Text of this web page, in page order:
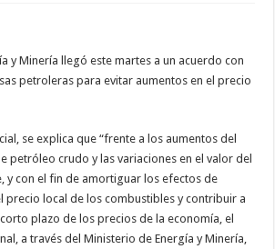
y Minería llegó este martes a un acuerdo con
petroleras para evitar aumentos en el precio
se explica que “frente a los aumentos del
petróleo crudo y las variaciones en el valor del
y con el fin de amortiguar los efectos de
precio local de los combustibles y contribuir a
plazo de los precios de la economía, el
a través del Ministerio de Energía y Minería,